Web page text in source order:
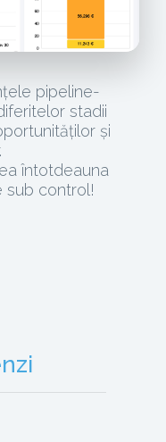
pipeline-
stadii
și
întotdeauna
sub control!